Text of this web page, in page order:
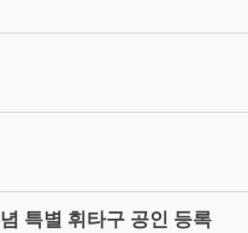
특별 휘타구 공인 등록